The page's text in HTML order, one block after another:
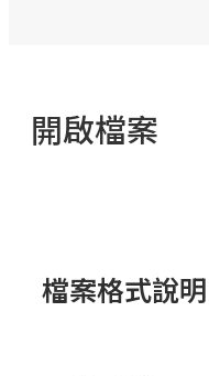
開啟檔案
檔案格式說明